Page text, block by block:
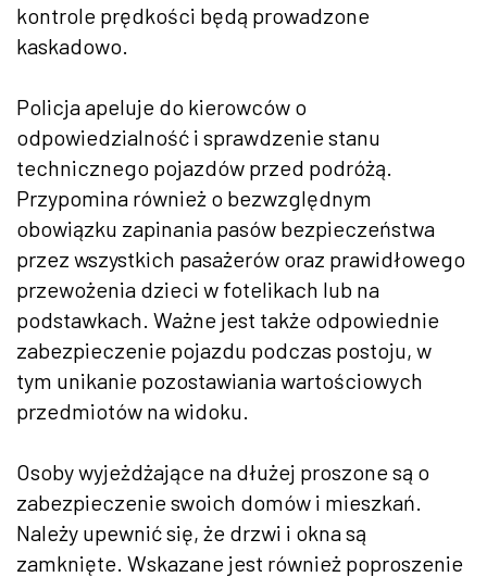
kontrole prędkości będą prowadzone
kaskadowo.
Policja apeluje do kierowców o
odpowiedzialność i sprawdzenie stanu
technicznego pojazdów przed podróżą.
Przypomina również o bezwzględnym
obowiązku zapinania pasów bezpieczeństwa
przez wszystkich pasażerów oraz prawidłowego
przewożenia dzieci w fotelikach lub na
podstawkach. Ważne jest także odpowiednie
zabezpieczenie pojazdu podczas postoju, w
tym unikanie pozostawiania wartościowych
przedmiotów na widoku.
Osoby wyjeżdżające na dłużej proszone są o
zabezpieczenie swoich domów i mieszkań.
Należy upewnić się, że drzwi i okna są
zamknięte. Wskazane jest również poproszenie